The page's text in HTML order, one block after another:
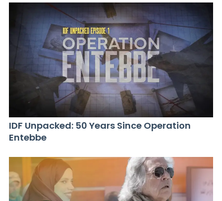
IDF Unpacked: 50 Years Since Operation
Entebbe